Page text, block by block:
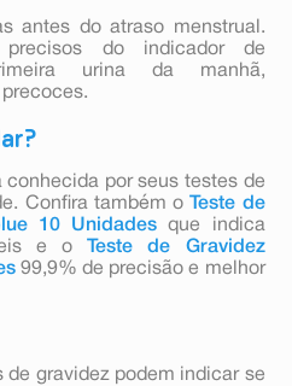
antes do atraso menstrual.
precisos do indicador de
urina da manhã,
por seus testes de
Confira também o
Teste de
10 Unidades que indica
e o
Teste de Gravidez
99,9% de precisão e melhor
de gravidez podem indicar se